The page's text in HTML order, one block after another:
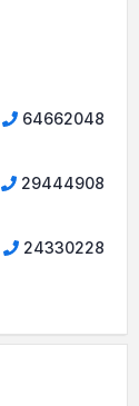
64662048
29444908
24330228